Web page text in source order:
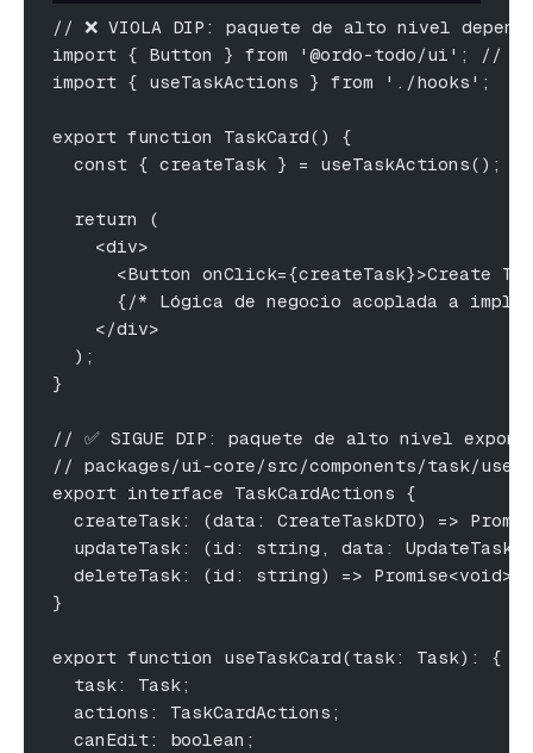
// ❌ VIOLA DIP: paquete de alto nivel
import { Button } from '@ordo-todo/ui'; //
import { useTaskActions } from './hooks';
export function TaskCard() {
  const { createTask } = useTaskActions();
  return (
    <div>
<Button onClick={createTask}>Create
{/* Lógica de negocio acoplada a
    </div>
  );
}
// ✅ SIGUE DIP: paquete de alto nivel
// packages/ui-core/src/components/task/
export interface TaskCardActions {
createTask: (data: CreateTaskDTO) =>
updateTask: (id: string, data:
  deleteTask: (id: string) => Promise<void>;
}
export function useTaskCard(task: Task): {
  task: Task;
  actions: TaskCardActions;
  canEdit: boolean;